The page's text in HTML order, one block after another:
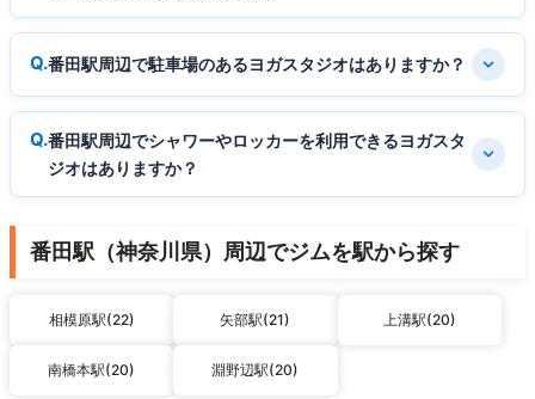
番田駅周辺で駐車場のあるヨガスタジオはありますか？
番田駅周辺でシャワーやロッカーを利用できるヨガスタ
ジオはありますか？
番田駅（神奈川県）周辺でジムを駅から探す
相模原駅(22) 矢部駅(21) 上溝駅(20)
南橋本駅(20) 淵野辺駅(20)